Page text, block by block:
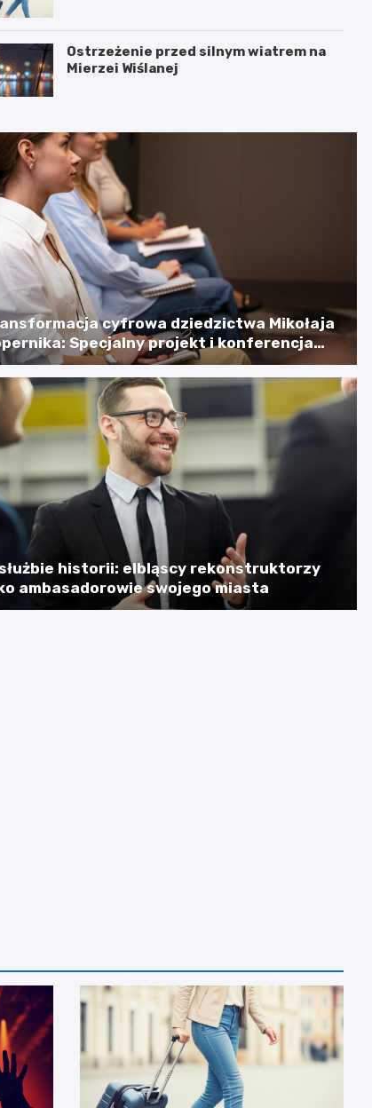
Ostrzeżenie przed silnym wiatrem na
Mierzei Wiślanej
cyfrowa dziedzictwa Mikołaja
Specjalny projekt i konferencja
służbie historii: elbląscy rekonstruktorzy
ambasadorowie swojego miasta